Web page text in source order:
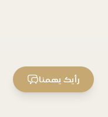
رأيك يهمنا